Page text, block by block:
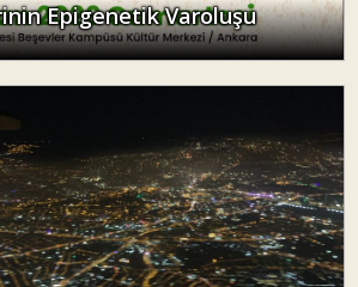
Epigenetik Varoluşu